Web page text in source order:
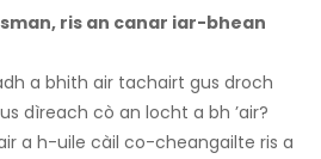
ris an canar iar-bhean
a bhith air tachairt gus droch
dìreach cò an locht a bh ’air?
a h-uile càil co-cheangailte ris a